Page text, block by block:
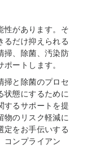
性があります。そ
るだけ抑えられる
掃、除菌、汚染防
ートします。
掃と除菌のプロセ
状態にするために
するサポートを提
物のリスク軽減に
定をお手伝いする
コンプライアン